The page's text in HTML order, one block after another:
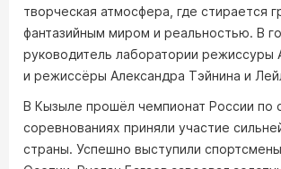
творческая атмосфера, где стирается
фантазийным миром и реальностью. В
руководитель лаборатории режиссуры
и режиссёры Александра Тэйнина и
В Кызыле прошёл чемпионат России по
соревнованиях приняли участие
страны. Успешно выступили